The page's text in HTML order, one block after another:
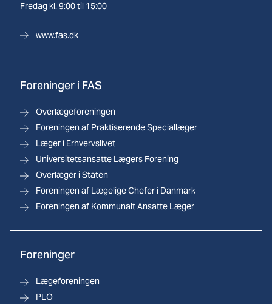
Fredag kl. 9:00 til 15:00
www.fas.dk
Foreninger i FAS
Overlægeforeningen
Foreningen af Praktiserende Speciallæger
Læger i Erhvervslivet
Universitetsansatte Lægers Forening
Overlæger i Staten
Foreningen af Lægelige Chefer i Danmark
Foreningen af Kommunalt Ansatte Læger
Foreninger
Lægeforeningen
PLO